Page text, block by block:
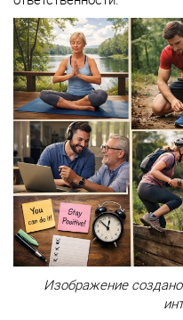
Изображение